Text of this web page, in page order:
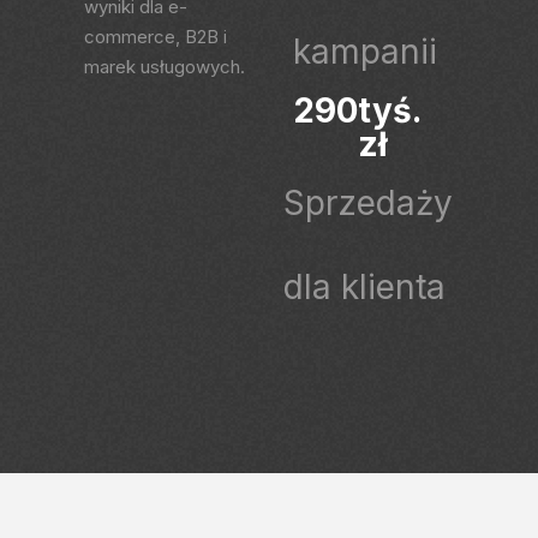
wyniki dla e-
commerce, B2B i
marek usługowych.
kampanii
Sprzedaży
dla klienta
290tyś.
zł